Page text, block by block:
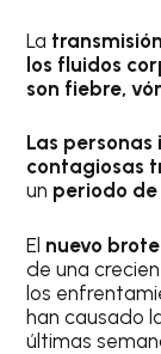
La
los fluidos
son fiebre,
Las
contagiosas
un periodo de
El nuevo
de una
los
han causado
últimas